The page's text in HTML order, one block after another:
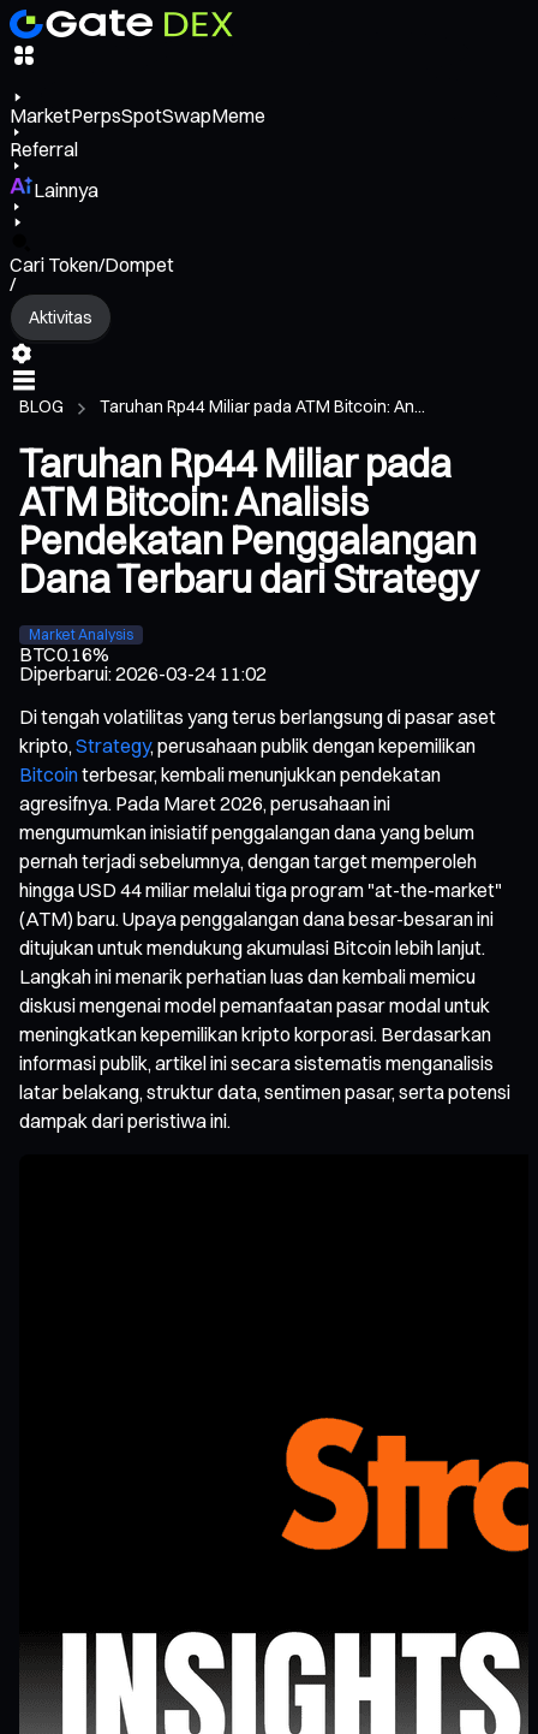
MarketPerpsSpotSwapMeme
Referral
Lainnya
Cari Token/Dompet
/
Aktivitas
BLOG Taruhan Rp44 Miliar pada ATM Bitcoin: An...
Taruhan Rp44 Miliar pada
ATM Bitcoin: Analisis
Pendekatan Penggalangan
Dana Terbaru dari Strategy
Market Analysis
BTC0.16%
Diperbarui:2026-03-24 11:02
Di tengah volatilitas yang terus berlangsung di pasar aset
kripto, Strategy, perusahaan publik dengan kepemilikan
Bitcointerbesar, kembali menunjukkan pendekatan
agresifnya. Pada Maret 2026, perusahaan ini
mengumumkan inisiatif penggalangan dana yang belum
pernah terjadi sebelumnya, dengan target memperoleh
hingga USD 44 miliar melalui tiga program "at-the-market"
(ATM) baru. Upaya penggalangan dana besar-besaran ini
ditujukan untuk mendukung akumulasi Bitcoin lebih lanjut.
Langkah ini menarik perhatian luas dan kembali memicu
diskusi mengenai model pemanfaatan pasar modal untuk
meningkatkan kepemilikan kripto korporasi. Berdasarkan
informasi publik, artikel ini secara sistematis menganalisis
latar belakang, struktur data, sentimen pasar, serta potensi
dampak dari peristiwa ini.